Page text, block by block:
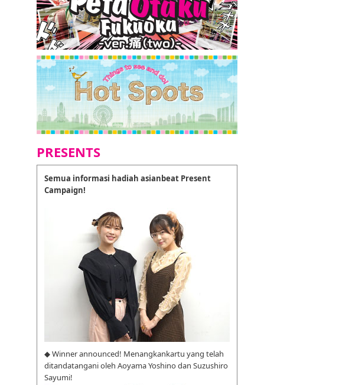
PRESENTS
Semua informasi hadiah asianbeat Present
Campaign!
◆ Winner announced! Menangkankartu yang telah
ditandatangani oleh Aoyama Yoshino dan Suzushiro
Sayumi!